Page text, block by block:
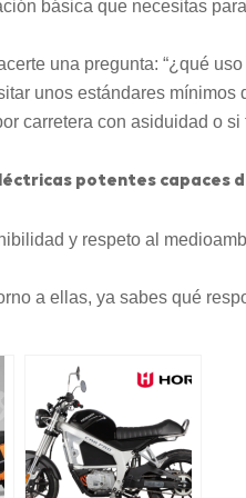
básica que necesitas
una pregunta: “¿qué uso
unos estándares mínimos
carretera con asiduidad o si
potentes capaces
y respeto al
a ellas, ya sabes qué